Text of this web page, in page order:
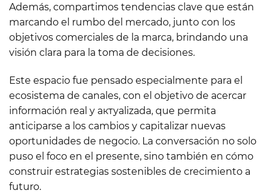
Además, compartimos tendencias clave que están
marcando el rumbo del mercado, junto con los
objetivos comerciales de la marca, brindando una
visión clara para la toma de decisiones.
Este espacio fue pensado especialmente para el
ecosistema de canales, con el objetivo de acercar
información real y актуalizada, que permita
anticiparse a los cambios y capitalizar nuevas
oportunidades de negocio. La conversación no solo
puso el foco en el presente, sino también en cómo
construir estrategias sostenibles de crecimiento a
futuro.